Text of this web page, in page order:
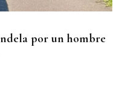
por un hombre